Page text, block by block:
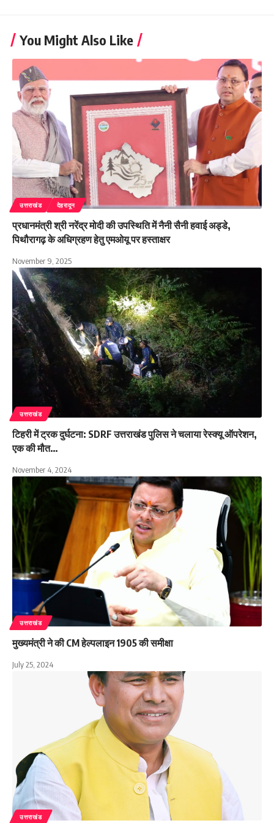
You Might Also Like
उत्तराखंड देहरादून
प्रधानमंत्री श्री नरेंद्र मोदी की उपस्थिति में नैनी सैनी हवाई अड्डे,
पिथौरागढ़ के अधिग्रहण हेतु एमओयू पर हस्ताक्षर
November 9, 2025
उत्तराखंड
टिहरी में ट्रक दुर्घटना: SDRF उत्तराखंड पुलिस ने चलाया रेस्क्यू ऑपरेशन,
एक की मौत…
November 4, 2024
उत्तराखंड
मुख्यमंत्री ने की CM हेल्पलाइन 1905 की समीक्षा
July 25, 2024
उत्तराखंड